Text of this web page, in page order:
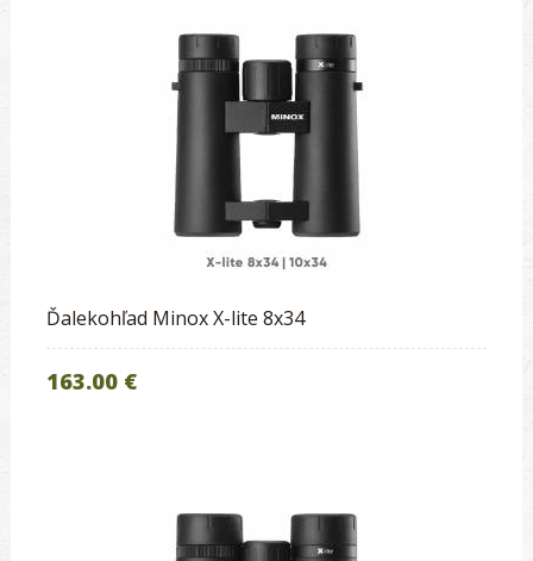
Ďalekohľad Minox X-lite 8x34
163.00 €